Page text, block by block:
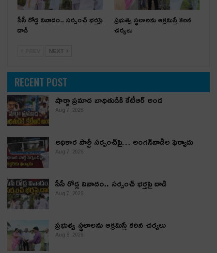
సీసీ రోడ్ల వివాదం.. స‌ర్పంచ్ భ‌ర్త‌పై
దాడి
ప్రభుత్వ స్థలాలను ఆక్రమిస్తే కఠిన
చర్యలు
NEXT
RECENT POST
షార్జా ప్రమాద బాధితుడికి కేటీఆర్ అండ
Aug 7, 2026
అధికార పార్టీ స‌ర్పంచ్‌పై… అంగ‌న్‌వాడీల ఫిర్యాదు
Aug 7, 2026
సీసీ రోడ్ల వివాదం.. స‌ర్పంచ్ భ‌ర్త‌పై దాడి
Aug 7, 2026
ప్రభుత్వ స్థలాలను ఆక్రమిస్తే కఠిన చర్యలు
Aug 6, 2026